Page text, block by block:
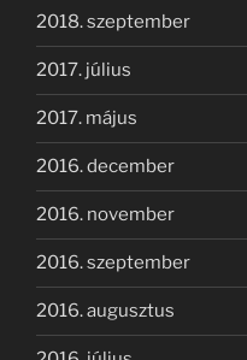
2018. szeptember
2017. július
2017. május
2016. december
2016. november
2016. szeptember
2016. augusztus